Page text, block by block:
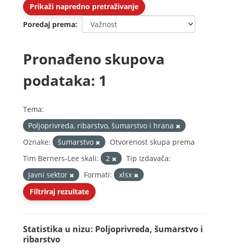
Prikaži napredno pretraživanje
Poredaj prema
Pronađeno skupova
podataka: 1
Tema:
Poljoprivreda, ribarstvo, šumarstvo i hrana
Oznake:
šumarstvo
Otvorenost skupa prema
Tim Berners-Lee skali:
2
Tip Izdavača:
Javni sektor
Formati:
xlsx
Filtriraj rezultate
Statistika u nizu: Poljoprivreda, šumarstvo i
ribarstvo